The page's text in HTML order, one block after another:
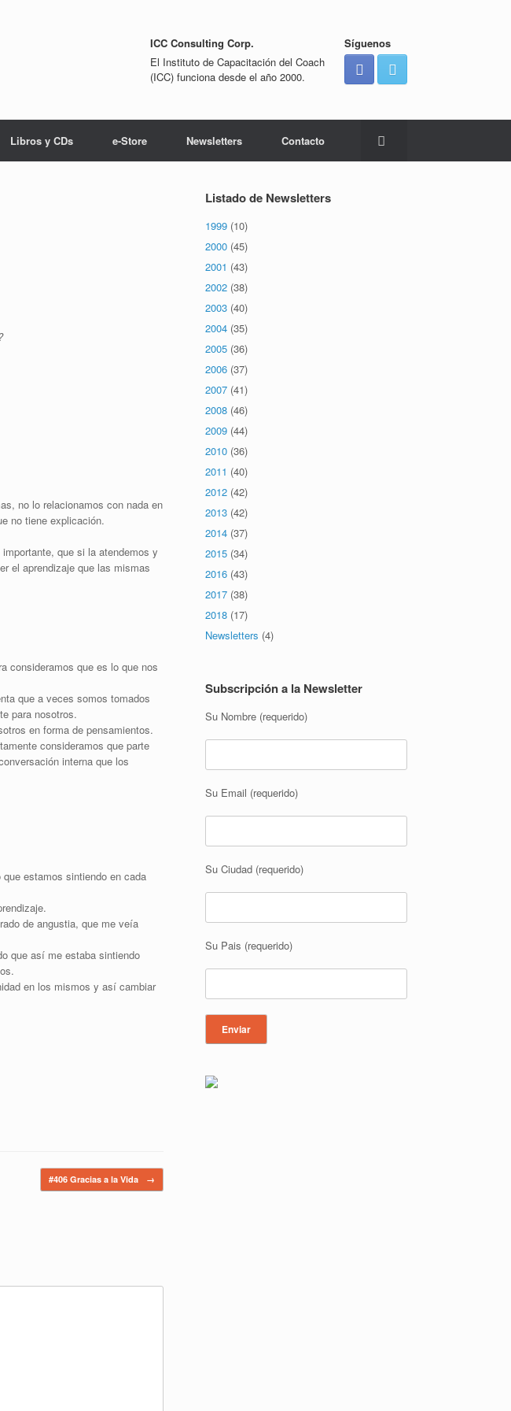
ICC Consulting Corp.
El Instituto de Capacitación del Coach
(ICC) funciona desde el año 2000.
Síguenos
Libros y CDs e-Store Newsletters Contacto
no lo relacionamos con nada en
no tiene explicación.
que si la atendemos y
el aprendizaje que las mismas
consideramos que es lo que nos
que a veces somos tomados
para nosotros.
en forma de pensamientos.
consideramos que parte
interna que los
estamos sintiendo en cada
de angustia, que me veía
que así me estaba sintiendo
en los mismos y así cambiar
#406 Gracias a la Vida →
Listado de Newsletters
1999 (10)
2000 (45)
2001 (43)
2002 (38)
2003 (40)
2004 (35)
2005 (36)
2006 (37)
2007 (41)
2008 (46)
2009 (44)
2010 (36)
2011 (40)
2012 (42)
2013 (42)
2014 (37)
2015 (34)
2016 (43)
2017 (38)
2018 (17)
Newsletters (4)
Subscripción a la Newsletter
Su Nombre (requerido)
Su Email (requerido)
Su Ciudad (requerido)
Su Pais (requerido)